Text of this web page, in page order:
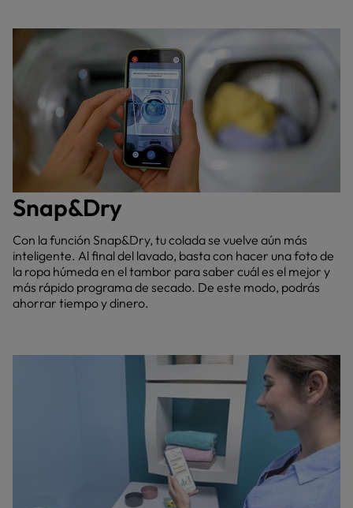
Snap&Dry
Con la función Snap&Dry, tu colada se vuelve aún más
inteligente. Al final del lavado, basta con hacer una foto de
la ropa húmeda en el tambor para saber cuál es el mejor y
más rápido programa de secado. De este modo, podrás
ahorrar tiempo y dinero.